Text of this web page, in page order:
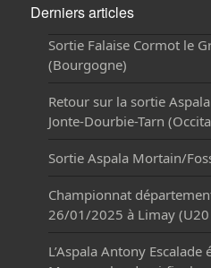
Derniers articles
Sortie Falaise Cormot le
(Bourgogne)
Retour sur la sortie
Jonte-Dourbie-Tarn
Sortie Aspala Mortain/
Championnat
26/01/2025 à Limay (U20
L’Aspala Antony